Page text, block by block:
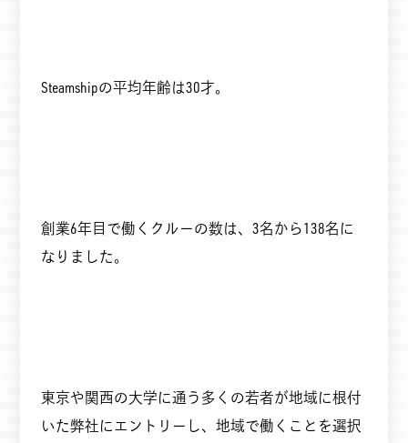
Steamshipの平均年齢は30才。
創業6年目で働くクルーの数は、3名から138名に
なりました。
東京や関西の大学に通う多くの若者が地域に根付
いた弊社にエントリーし、地域で働くことを選択